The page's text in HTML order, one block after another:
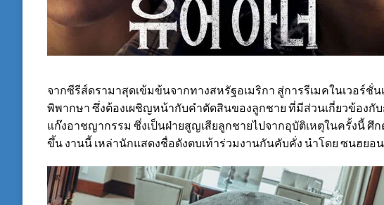
จากซีรีส์ดรามาสุดเข้มข้นจากทางสหรัฐอเมริกา สู่การรีเมคในเวอร์ชั่นเ
พิพากษา ซึ่งต้องเผชิญหน้ากับคำตัดสินของลูกชาย ที่มีส่วนเกี่ยวข้องกั
แก๊งอาชญากรรม ซึ่งเป็นฝ่ายสูญเสียลูกชายไปจากอุบัติเหตุในครั้งนี้ ศึ
ขึ้น งานนี้ เหล่านักแสดงชื่อดังตบเท้าร่วมงานกันคับคั่ง นำโดย ซนฮย